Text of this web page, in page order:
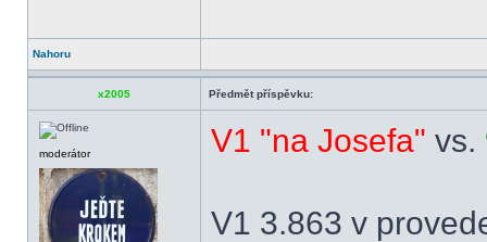
Nahoru
x2005 Předmět příspěvku:
moderátor V1 "na Josefa" vs.
V1 3.863 v